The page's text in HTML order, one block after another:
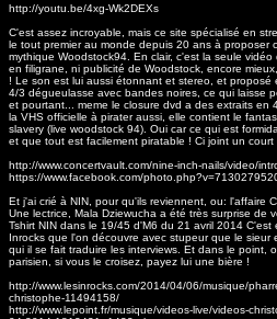
http://youtu.be/4xg-Wk2DEXs
C'est assez incroyable, mais ce site spécialisé en
le tout premier au monde depuis 20 ans à proposer
mythique Woodstock94. En clair, c'est la seule
en filigrane, ni publicité de Woodstock, encore
! Le son est lui aussi étonnant et stereo, et
4/3 dégueulasse avec bandes noires, ce qui laisse
et pourtant... meme le closure dvd a des extraits en
la VHS officielle à pirater aussi, elle contient le
slavery (live woodstock 94). Oui car ce qui est
et que tout est facilement piratable ! Ci joint un court
http://www.concertvault.com/nine-inch-nails/video/
https://www.facebook.com/
Et j'ai crié à NIN, pour qu'ils reviennent, ou: l'affaire
Une lectrice, Mala Dziewucha a été très surprise de
Tshirt NIN dans le 19/45 d'M6 du 21 avril 2014
Inrocks que l'on découvre avec stupeur que le
qui il se fait traduire les interviews. Et dans le point,
parisien, si vous le croisez, payez lui une bière !
http://www.lesinrocks.com/2014/04/06/musique/
christophe-11494158/
http://www.lepoint.fr/musique/videos-live/videos-